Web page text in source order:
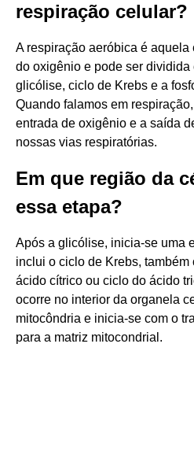
respiração celular?
A respiração aeróbica é
do oxigênio e pode ser dividida
glicólise, ciclo de Krebs e a
Quando falamos em
entrada de oxigênio e a saída
nossas vias respiratórias.
Em que região da
essa etapa?
Após a glicólise, inicia-se uma
inclui o ciclo de Krebs,
ácido cítrico ou ciclo do ácido
ocorre no interior da organela
mitocôndria e inicia-se com o
para a matriz mitocondrial.